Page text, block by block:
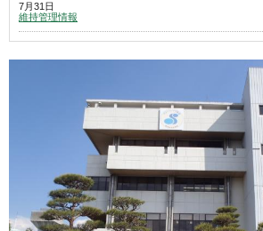
7月31日
維持管理情報